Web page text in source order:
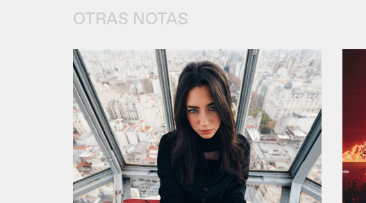
OTRAS NOTAS